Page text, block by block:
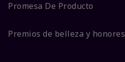
Promesa De Producto
Premios de belleza y honores